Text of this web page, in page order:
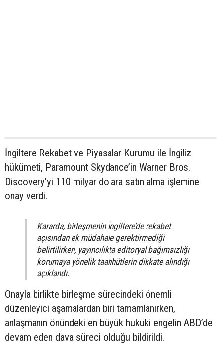
İngiltere Rekabet ve Piyasalar Kurumu ile İngiliz
hükümeti, Paramount Skydance’in Warner Bros.
Discovery’yi 110 milyar dolara satın alma işlemine
onay verdi.
Kararda, birleşmenin İngiltere’de rekabet
açısından ek müdahale gerektirmediği
belirtilirken, yayıncılıkta editoryal bağımsızlığı
korumaya yönelik taahhütlerin dikkate alındığı
açıklandı.
Onayla birlikte birleşme sürecindeki önemli
düzenleyici aşamalardan biri tamamlanırken,
anlaşmanın önündeki en büyük hukuki engelin ABD’de
devam eden dava süreci olduğu bildirildi.